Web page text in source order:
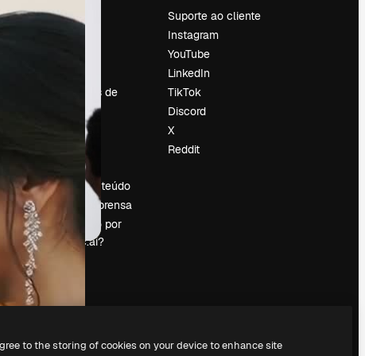
Preços
Tendências de
Slidesgo
Vender conteúdo
Sala de imprensa
Procurando por
magnific.ai?
Suporte ao cliente
Instagram
YouTube
LinkedIn
TikTok
Discord
X
Reddit
to the storing of cookies on your device to enhance site